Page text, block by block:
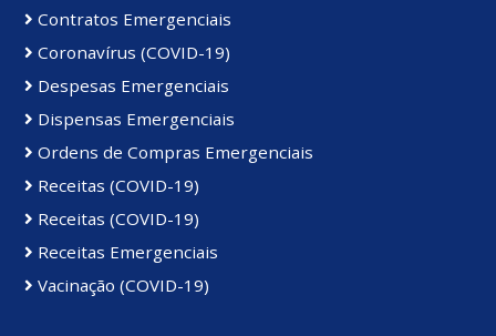
Contratos Emergenciais
Coronavírus (COVID-19)
Despesas Emergenciais
Dispensas Emergenciais
Ordens de Compras Emergenciais
Receitas (COVID-19)
Receitas (COVID-19)
Receitas Emergenciais
Vacinação (COVID-19)